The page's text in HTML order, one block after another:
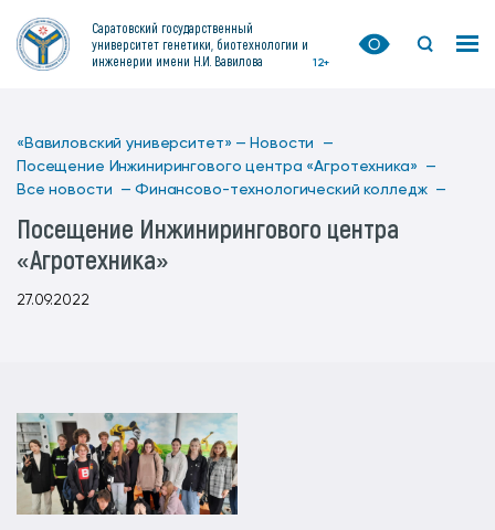
Саратовский государственный
университет генетики, биотехнологии и
инженерии имени Н.И. Вавилова
12+
«Вавиловский университет» — Новости —
Посещение Инжинирингового центра «Агротехника» —
Все новости — Финансово-технологический колледж —
Посещение Инжинирингового центра
«Агротехника»
27.09.2022